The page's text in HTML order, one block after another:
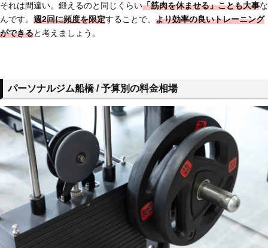
それは間違い。鍛えるのと同じくらい「筋肉を休ませる」ことも大事な
んです。 週2回に頻度を限定することで、 より効率の良いトレーニング
ができると考えましょう。
パーソナルジム船橋 / 予算別の料金相場